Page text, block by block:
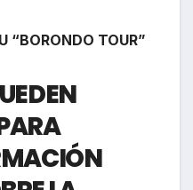
“BORONDO TOUR”